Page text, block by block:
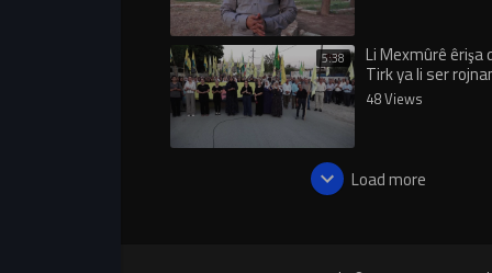
5:38 Li Mexmûrê
Tirk ya li ser
bi meşek girseyî hat
şermezar kirin
48 Views
Load more